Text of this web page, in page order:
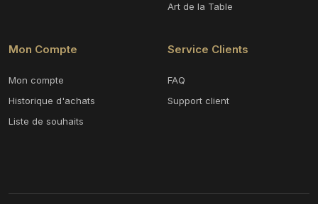
Art de la Table
Mon Compte
Mon compte
Historique d'achats
Liste de souhaits
Service Clients
FAQ
Support client